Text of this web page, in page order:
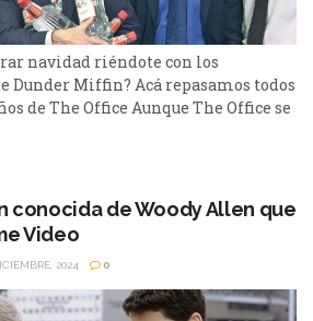
navidad riéndote con los
Dunder Miffin? Acá repasamos todos
de The Office Aunque The Office se
fue una de las sitcoms más
comedia que nos brindó grandes
por Steve Carell....
conocida de Woody Allen que
Video
2024 0